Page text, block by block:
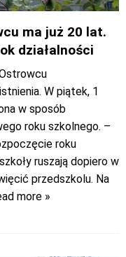
ma już 20 lat.
działalności
W piątek, 1
w sposób
roku szkolnego. –
roku
ruszają dopiero w
przedszkolu. Na
more »